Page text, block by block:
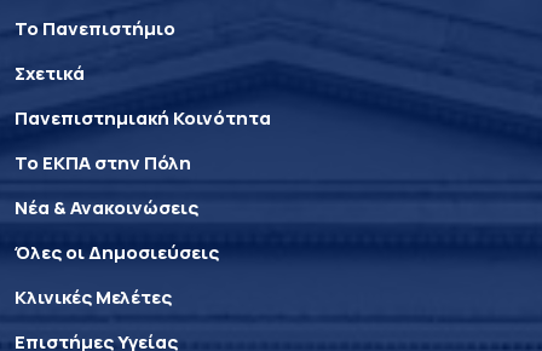
Το Πανεπιστήμιο
Σχετικά
Πανεπιστημιακή Κοινότητα
Το ΕΚΠΑ στην Πόλη
Νέα & Ανακοινώσεις
Όλες οι Δημοσιεύσεις
Κλινικές Μελέτες
Επιστήμες Υγείας